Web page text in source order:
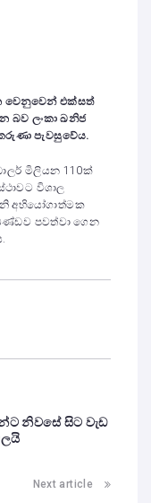
වෙනුවෙන් එක්සත්
බව ලංකා ඛනිජ
පැවසුවේය.
මිලියන 110ක්
විශාල
අභියෝගාත්මක
පවත්වා ගෙන
නිවසේ සිට වැඩ
Next article